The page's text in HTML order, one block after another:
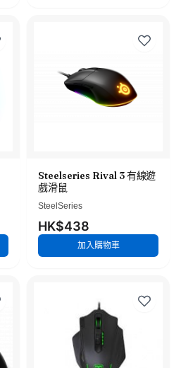
Steelseries Rival 3 有線遊
戲滑鼠
SteelSeries
HK$438
加入購物車